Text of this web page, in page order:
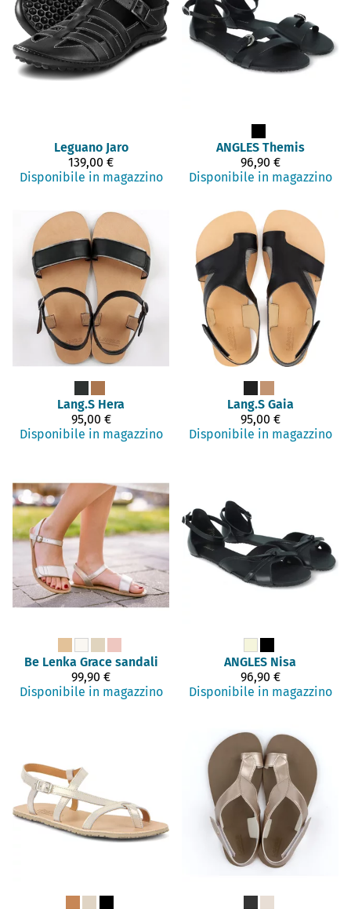
Leguano Jaro
139,00 €
Disponibile in magazzino
ANGLES Themis
96,90 €
Disponibile in magazzino
Lang.S Hera
95,00 €
Disponibile in magazzino
Lang.S Gaia
95,00 €
Disponibile in magazzino
Be Lenka Grace sandali
99,90 €
Disponibile in magazzino
ANGLES Nisa
96,90 €
Disponibile in magazzino